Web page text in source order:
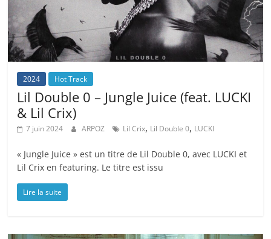
2024 Hot Track
Lil Double 0 – Jungle Juice (feat. LUCKI
& Lil Crix)
7 juin 2024 ARPOZ Lil Crix, Lil Double 0, LUCKI
« Jungle Juice » est un titre de Lil Double 0, avec LUCKI et
Lil Crix en featuring. Le titre est issu
Lire la suite